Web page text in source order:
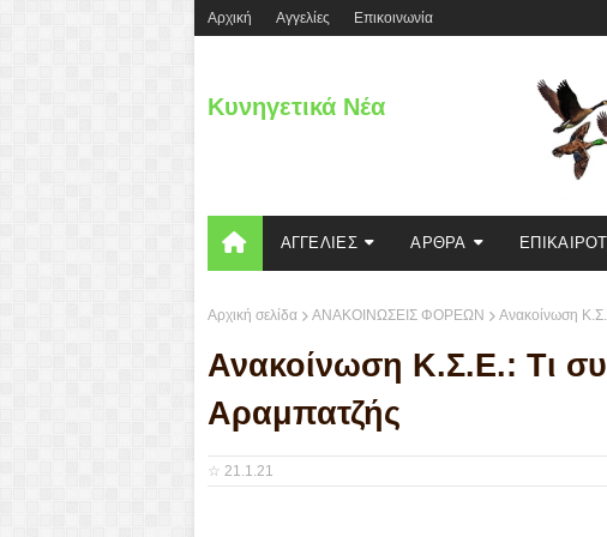
Aρχική Αγγελίες Επικοινωνία
Κυνηγετικά Νέα
ΑΓΓΕΛΙΕΣ ΑΡΘΡΑ
Αρχική σελίδα ΑΝΑΚΟΙΝΩΣΕΙΣ ΦΟΡΕΩΝ Ανακοίνωση
Ανακοίνωση Κ.Σ.Ε.: Τι
Αραμπατζής
☆ 21.1.21